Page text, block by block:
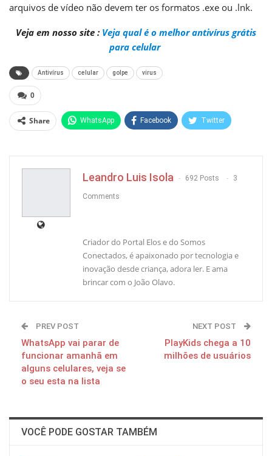
arquivos de vídeo não devem ter os formatos .exe ou .lnk.
Veja em nosso site : Veja qual é o melhor antivírus grátis
para celular
Antivírus celular golpe virus
0
Share WhatsApp Facebook Twitter
Leandro Luis Isola 692 Posts 3
Comments
Criador do Portal Elos e do Somos
Conectados, é apaixonado por tecnologia e
inovação desde criança, adora ler. E ama
brincar com o João Olavo.
PREV POST
WhatsApp vai parar de
funcionar amanhã em
alguns celulares, veja se
o seu esta na lista
NEXT POST
PlayKids chega a 10
milhões de usuários
VOCÊ PODE GOSTAR TAMBÉM